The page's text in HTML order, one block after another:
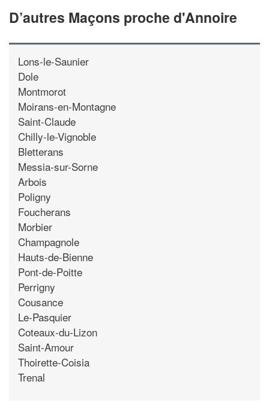
D’autres Maçons proche d'Annoire
Lons-le-Saunier
Dole
Montmorot
Moirans-en-Montagne
Saint-Claude
Chilly-le-Vignoble
Bletterans
Messia-sur-Sorne
Arbois
Poligny
Foucherans
Morbier
Champagnole
Hauts-de-Bienne
Pont-de-Poitte
Perrigny
Cousance
Le-Pasquier
Coteaux-du-Lizon
Saint-Amour
Thoirette-Coisia
Trenal